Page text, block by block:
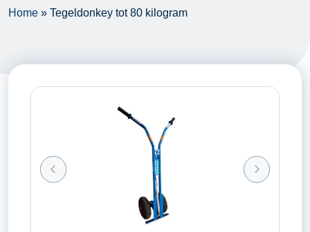
Home » Tegeldonkey tot 80 kilogram